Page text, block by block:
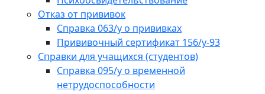
Отказ от прививок
Справка 063/у о прививках
Прививочный сертификат 156/у-93
Справки для учащихся (студентов)
Справка 095/у о временной
нетрудоспособности